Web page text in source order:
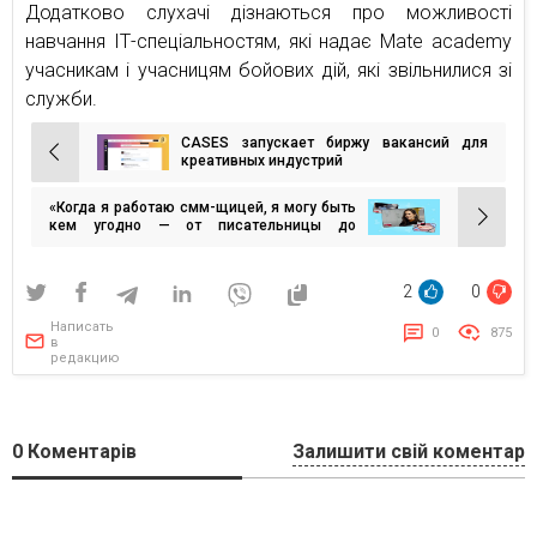
Додатково слухачі дізнаються про можливості
навчання ІТ-спеціальностям, які надає Mate academy
учасникам і учасницям бойових дій, які звільнилися зі
служби.
Навигация
по
записям
CASES запускает биржу вакансий для
креативных индустрий
«Когда я работаю смм-щицей, я могу быть
кем угодно — от писательницы до
1+1»
2 0
Написать
в
редакцию
0 875
0 Коментарів Залишити свій коментар